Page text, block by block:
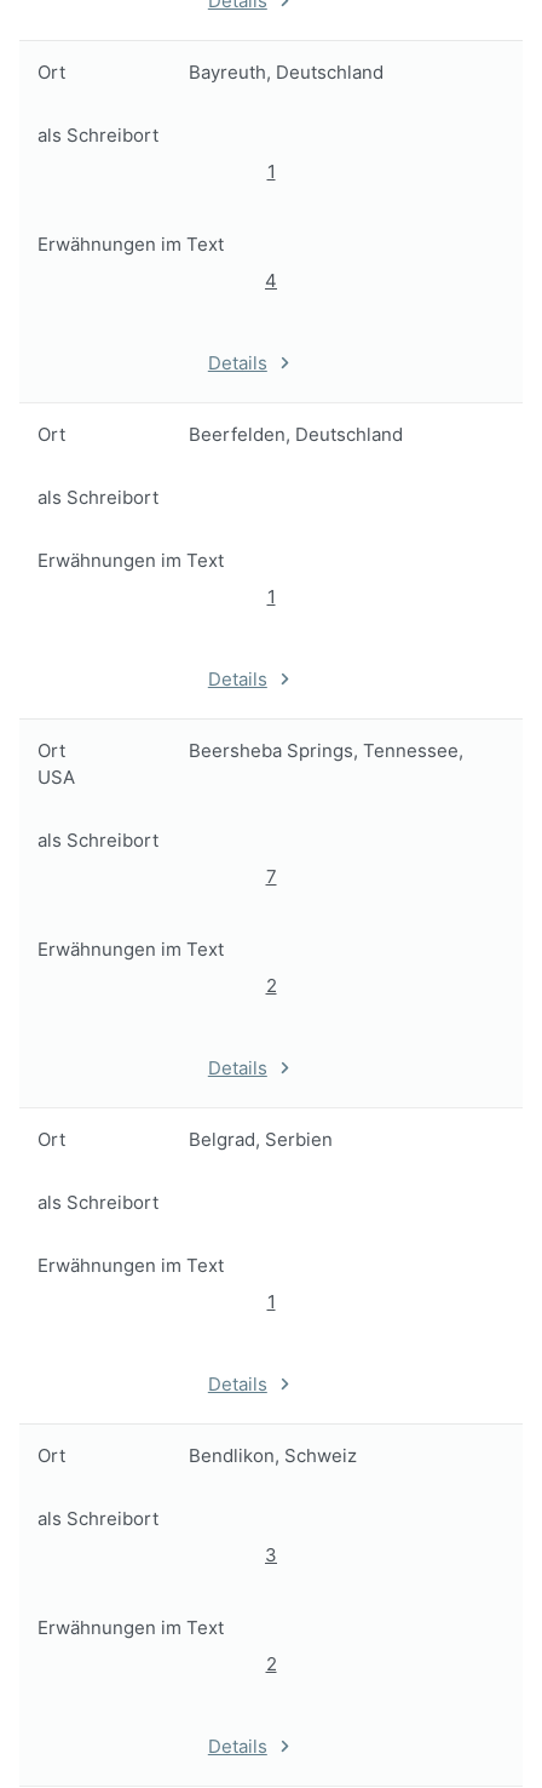
Ort Bayreuth, Deutschland
als Schreibort
1
Erwähnungen im Text
4
Details
Ort Beerfelden, Deutschland
als Schreibort
Erwähnungen im Text
1
Details
Ort
Beersheba Springs, Tennessee,
USA
als Schreibort
7
Erwähnungen im Text
2
Details
Ort Belgrad, Serbien
als Schreibort
Erwähnungen im Text
1
Details
Ort Bendlikon, Schweiz
als Schreibort
3
Erwähnungen im Text
2
Details